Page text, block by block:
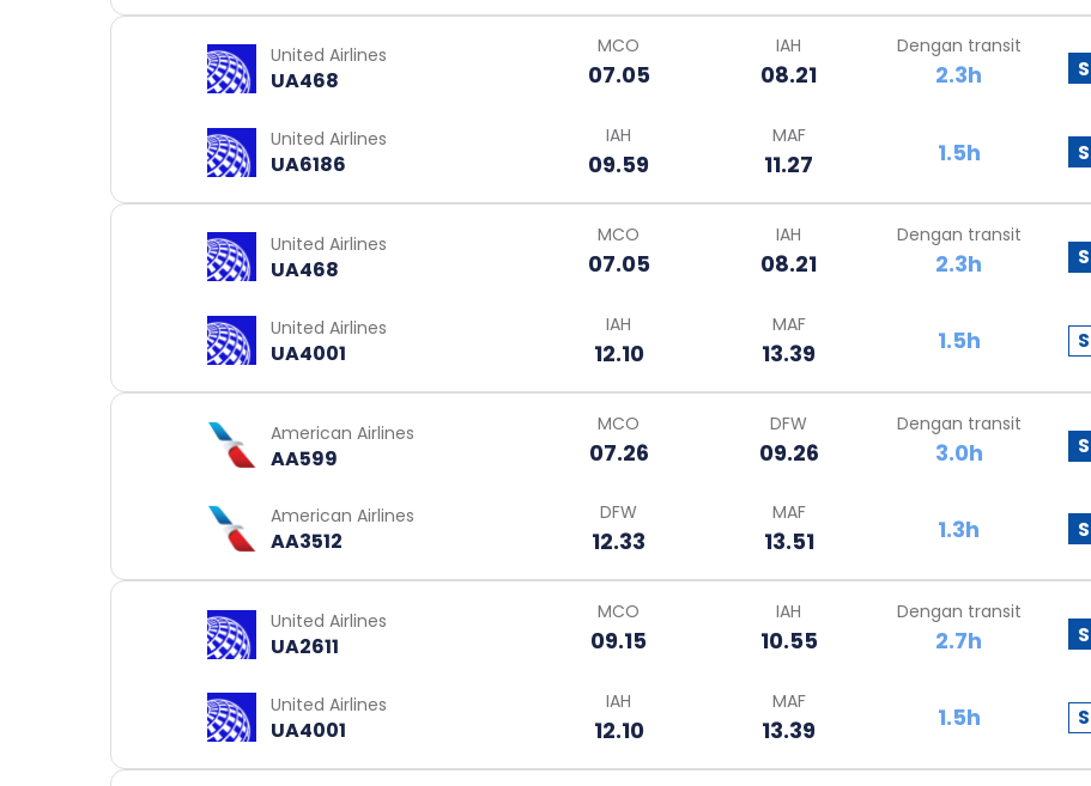
United Airlines
UA468
MCO
07.05
IAH
08.21
Dengan transit
2.3h S
United Airlines
UA6186
IAH
09.59
MAF
11.27 1.5h S
United Airlines
UA468
MCO
07.05
IAH
08.21
Dengan transit
2.3h S
United Airlines
UA4001
IAH
12.10
MAF
13.39 1.5h S
American Airlines
AA599
MCO
07.26
DFW
09.26
Dengan transit
3.0h S
American Airlines
AA3512
DFW
12.33
MAF
13.51 1.3h S
United Airlines
UA2611
MCO
09.15
IAH
10.55
Dengan transit
2.7h S
United Airlines
UA4001
IAH
12.10
MAF
13.39 1.5h S